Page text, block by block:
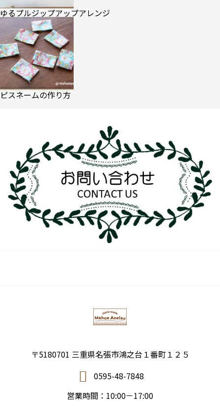
ゆるプルジップアップアレンジ
ピスネームの作り方
〒5180701 三重県名張市鴻之台１番町１２５
0595-48-7848
営業時間：10:00－17:00